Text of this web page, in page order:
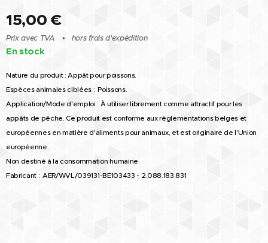
15,00 €
Prix avec TVA hors frais d'expédition
En stock
Nature du produit :Appât pour poissons.
Espèces animales ciblées : Poissons.
Application/Mode d'emploi : À utiliser librement comme attractif pour les
appâts de pêche. Ce produit est conforme aux réglementations belges et
européennes en matière d'aliments pour animaux, et est originaire de l'Union
européenne.
Non destiné à la consommation humaine.
Fabricant : AER/WVL/039131-BE103433 - 2.088.183.831